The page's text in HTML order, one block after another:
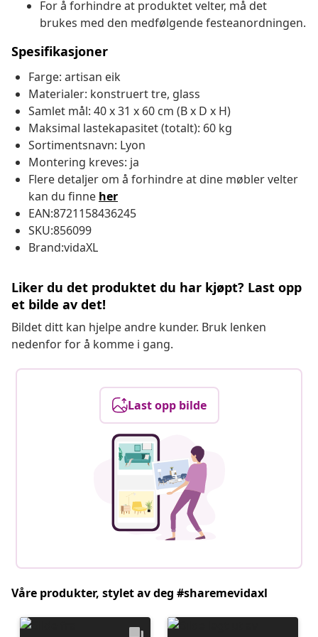
For å forhindre at produktet velter, må det
brukes med den medfølgende festeanordningen.
Spesifikasjoner
Farge: artisan eik
Materialer: konstruert tre, glass
Samlet mål: 40 x 31 x 60 cm (B x D x H)
Maksimal lastekapasitet (totalt): 60 kg
Sortimentsnavn: Lyon
Montering kreves: ja
Flere detaljer om å forhindre at dine møbler velter
kan du finne her
EAN:8721158436245
SKU:856099
Brand:vidaXL
Liker du det produktet du har kjøpt? Last opp
et bilde av det!
Bildet ditt kan hjelpe andre kunder. Bruk lenken
nedenfor for å komme i gang.
Last opp bilde
Våre produkter, stylet av deg #sharemevidaxl